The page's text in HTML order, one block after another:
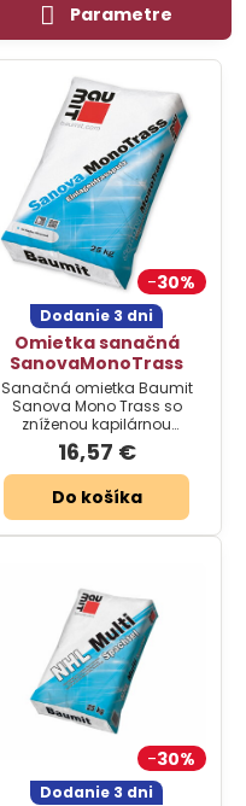
Parametre
30%
Dodanie 3 dni
Omietka sanačná
SanovaMonoTrass
Sanačná omietka Baumit
Sanova Mono Trass so
zníženou kapilárnou
nasiakavosťou.
16,57 €
Do košíka
30%
Dodanie 3 dni